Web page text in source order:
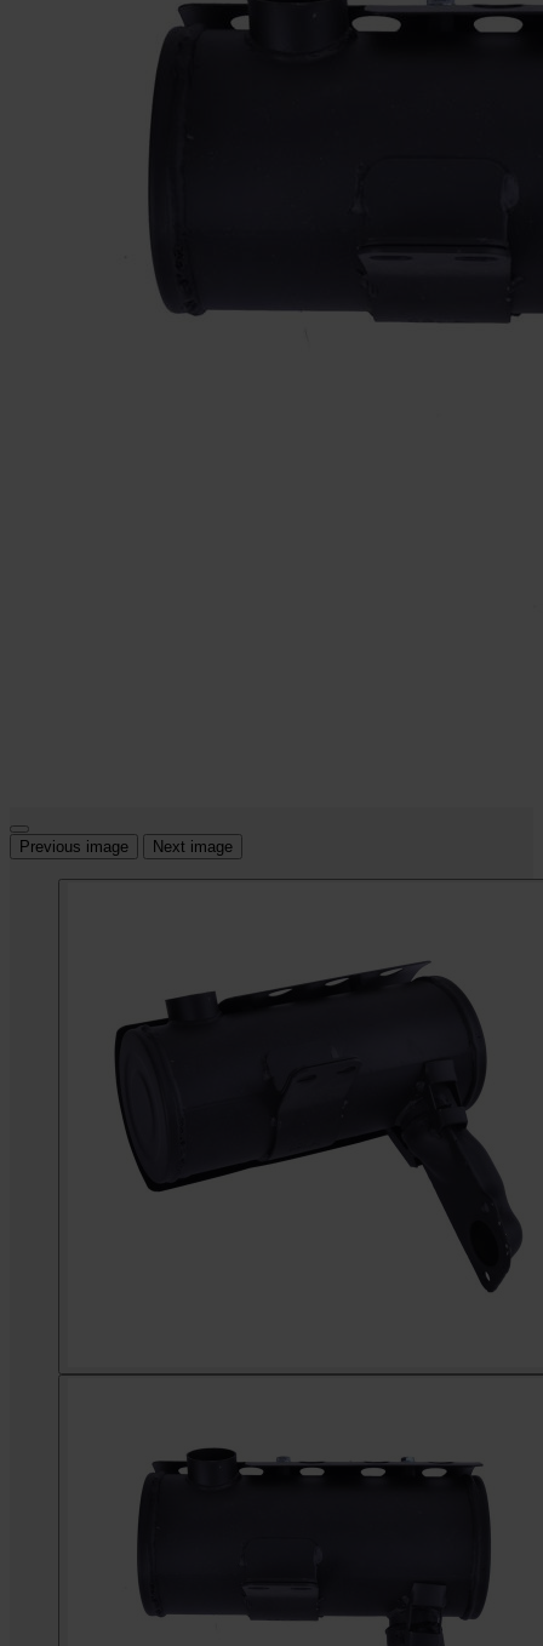
Previous image Next image